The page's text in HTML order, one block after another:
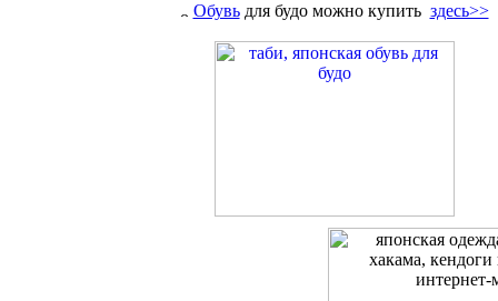
Обувьдля будо можно купить здесь>>